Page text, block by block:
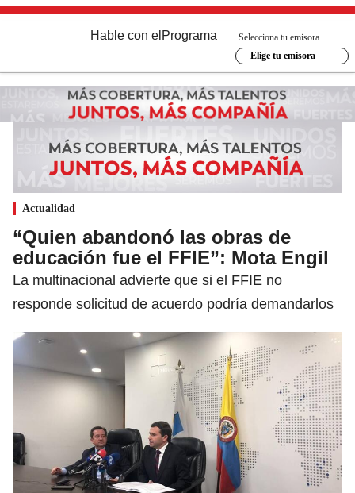
Hable con el Programa
Selecciona tu emisora
Elige tu emisora
Actualidad
“Quien abandonó las obras de
educación fue el FFIE”: Mota Engil
La multinacional advierte que si el FFIE no
responde solicitud de acuerdo podría demandarlos